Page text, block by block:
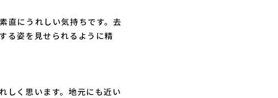
直にうれしい気持ちです。去
る姿を見せられるように精
しく思います。地元にも近い